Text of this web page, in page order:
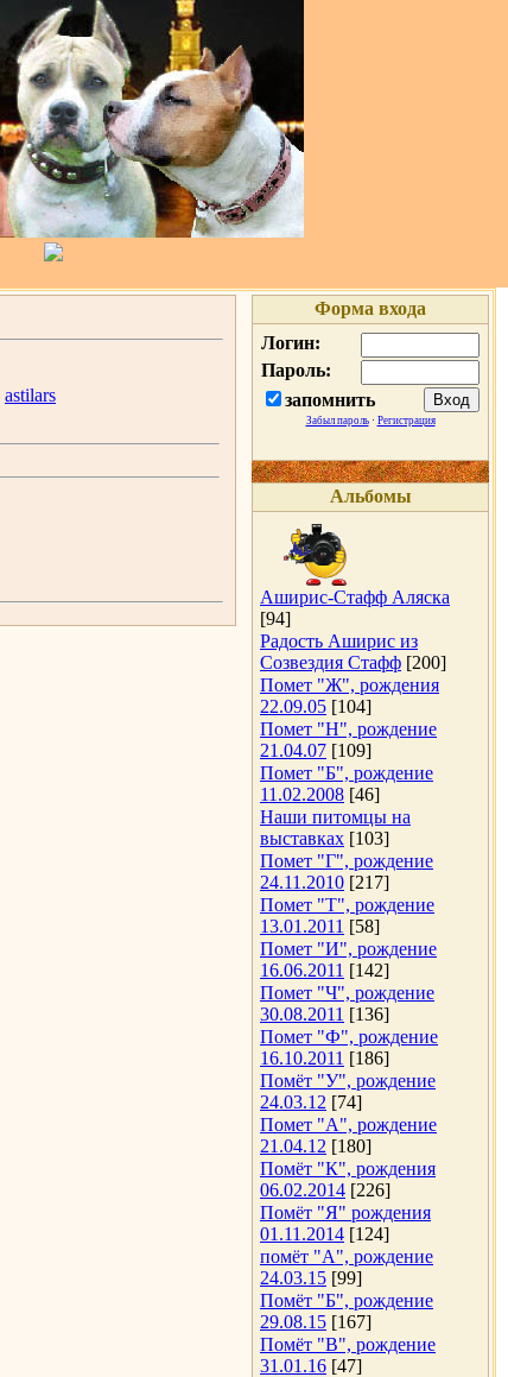
astilars
Форма входа
Логин:
Пароль:
запомнить
Забыл пароль· Регистрация
Альбомы
Аширис-Стафф Аляска
[94]
Радость Аширис из
Созвездия Стафф [200]
Помет "Ж", рождения
22.09.05 [104]
Помет "Н", рождение
21.04.07 [109]
Помет "Б", рождение
11.02.2008 [46]
Наши питомцы на
выставках [103]
Помет "Г", рождение
24.11.2010 [217]
Помет "Т", рождение
13.01.2011 [58]
Помет "И", рождение
16.06.2011 [142]
Помет "Ч", рождение
30.08.2011 [136]
Помет "Ф", рождение
16.10.2011 [186]
Помёт "У", рождение
24.03.12 [74]
Помет "А", рождение
21.04.12 [180]
Помёт "К", рождения
06.02.2014 [226]
Помёт "Я" рождения
01.11.2014 [124]
помёт "А", рождение
24.03.15 [99]
Помёт "Б", рождение
29.08.15 [167]
Помёт "В", рождение
31.01.16 [47]